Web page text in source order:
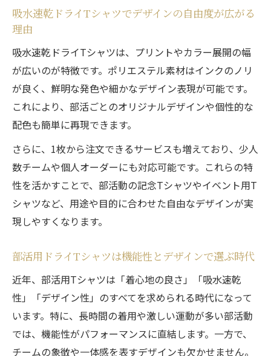
吸水速乾ドライTシャツでデザインの自由度が広がる
理由
吸水速乾ドライTシャツは、プリントやカラー展開の幅
が広いのが特徴です。ポリエステル素材はインクのノリ
が良く、鮮明な発色や細かなデザイン表現が可能です。
これにより、部活ごとのオリジナルデザインや個性的な
配色も簡単に再現できます。
さらに、1枚から注文できるサービスも増えており、少人
数チームや個人オーダーにも対応可能です。これらの特
性を活かすことで、部活動の記念Tシャツやイベント用T
シャツなど、用途や目的に合わせた自由なデザインが実
現しやすくなります。
部活用ドライTシャツは機能性とデザインで選ぶ時代
近年、部活用Tシャツは「着心地の良さ」「吸水速乾
性」「デザイン性」のすべてを求められる時代になって
います。特に、長時間の着用や激しい運動が多い部活動
では、機能性がパフォーマンスに直結します。一方で、
チームの象徴や一体感を表すデザインも欠かせません。